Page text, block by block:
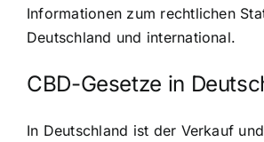
Informationen zum rechtlichen
Deutschland und international.
CBD-Gesetze in
In Deutschland ist der Verkauf